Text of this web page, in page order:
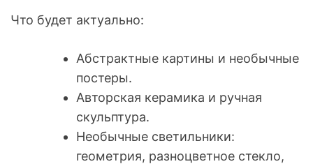
Что будет актуально:
Абстрактные картины и необычные
постеры.
Авторская керамика и ручная
скульптура.
Необычные светильники:
геометрия, разноцветное стекло,